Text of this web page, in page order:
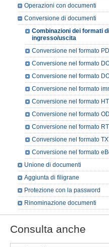
Operazioni con documenti
Conversione di documenti
Combinazioni dei formati di
ingresso/uscita
Conversione nel formato
Conversione nel formato
Conversione nel formato
Conversione nel formato
Conversione nel formato
Conversione nel formato
Conversione nel formato
Conversione nel formato
Conversione nel formato
Unione di documenti
Aggiunta di filigrane
Protezione con la password
Rinominazione documenti
Consulta anche